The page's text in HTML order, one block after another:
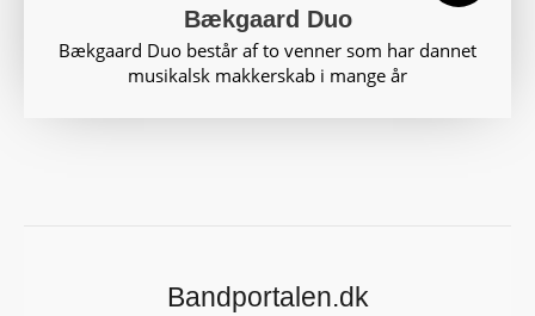
Bækgaard Duo
Bækgaard Duo består af to venner som har dannet
musikalsk makkerskab i mange år
Bandportalen.dk